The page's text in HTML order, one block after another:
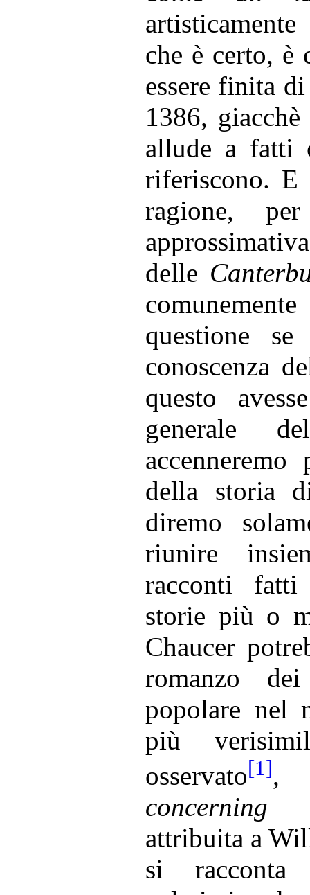
che è certo, è
essere finita
1386,
allude a fatti
riferiscono. E
ragione,
delle
questione
conoscenza
questo
generale
della storia
diremo
riunire
racconti
storie più o
Chaucer
romanzo
popolare nel
più
osservato[1],
attribuita a
si